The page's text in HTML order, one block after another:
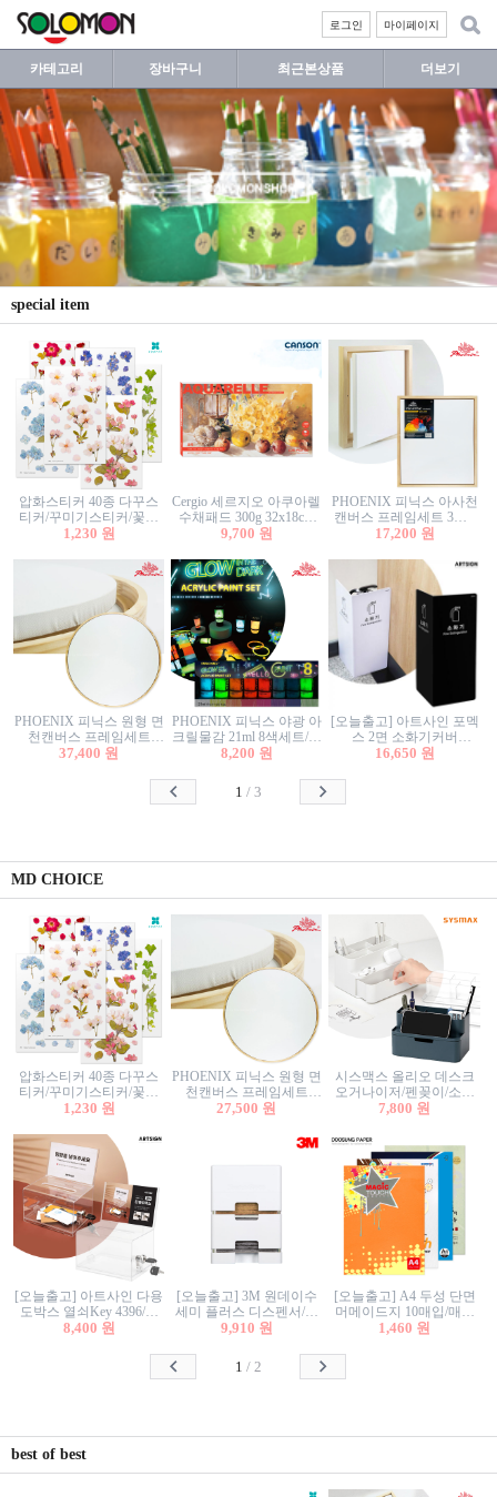
마이페이지
로그인
카테고리 장바구니 최근본상품 더보기
special item
압화스티커 40종 다꾸스
티커/꾸미기스티커/꽃스
티커/압화꽃책갈피/팬시
1,230 원
Cergio 세르지오 아쿠아렐
수채패드 300g 32x18cm
12매 1면제본
9,700 원
PHOENIX 피닉스 아사천
캔버스 프레임세트 3호F
27.3x22cm 캔버스와 올림
17,200 원
PHOENIX 피닉스 원형 면
천캔버스 프레임세트
40cm/원형캔버스/플로팅
37,400 원
PHOENIX 피닉스 야광 아
크릴물감 21ml 8색세트/야
광물감
8,200 원
[오늘출고] 아트사인 포멕
스 2면 소화기커버
1470/1471/소화기커버/소
함/소화기거치대/소화기
16,650 원
1 / 3
MD CHOICE
압화스티커 40종 다꾸스
티커/꾸미기스티커/꽃스
티커/압화꽃책갈피/팬시
1,230 원
PHOENIX 피닉스 원형 면
천캔버스 프레임세트
30cm/원형캔버스/플로팅
27,500 원
시스맥스 올리오 데스크
오거나이저/펜꽂이/소품
꽂이/소품함/정리함/수납
7,800 원
[오늘출고] 아트사인 다용
도박스 열쇠Key 4396/투
표함/건의함/모금함/응모
8,400 원
[오늘출고] 3M 원데이수
세미 플러스 디스펜서/소
프트수세미5매+강력수세
9,910 원
[오늘출고] A4 두성 단면
머메이드지 10매입/매직
터치/색지/색상지/색복사
칼라색지/고급복사지
1,460 원
1 / 2
best of best